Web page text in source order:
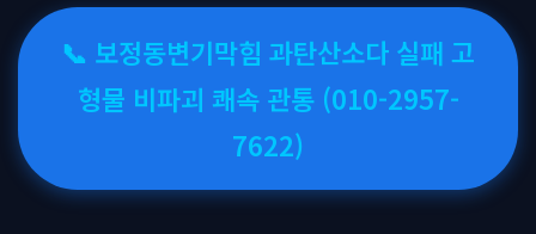
📞 보정동변기막힘 과탄산소다 실패 고
형물 비파괴 쾌속 관통 (010-2957-
7622)